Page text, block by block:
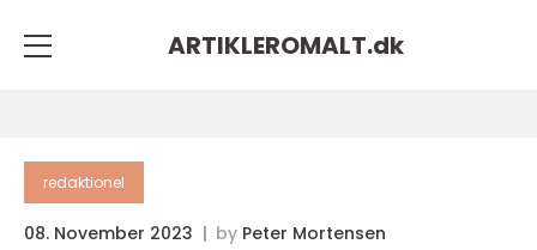
ARTIKLEROMALT.dk
redaktionel
08. November 2023 by Peter Mortensen